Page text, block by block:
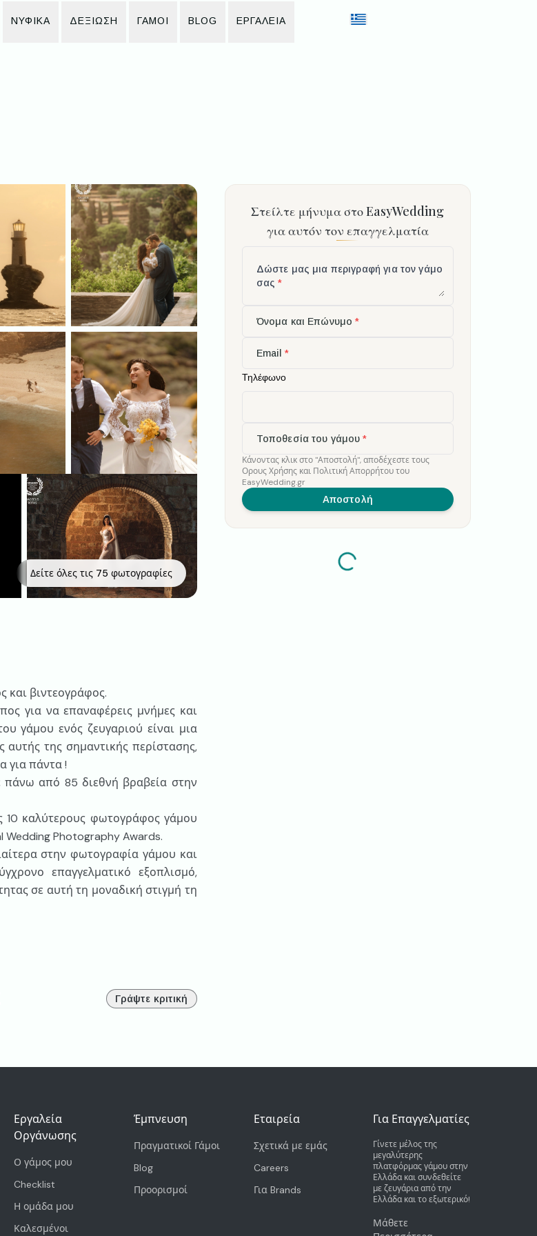
ΝΥΦΙΚΆ ΔΕΞΙΩΣΗ ΓΆΜΟΙ BLOG ΕΡΓΑΛΕΙΑ
Δείτε όλες τις 75 φωτογραφίες
και βιντεογράφος.
για να επαναφέρεις μνήμες και
γάμου ενός ζευγαριού είναι μια
αυτής της σημαντικής περίστασης,
για πάντα !
από 85 διεθνή βραβεία στην
10 καλύτερους φωτογράφος γάμου
Photography Awards.
στην φωτογραφία γάμου και
επαγγελματικό εξοπλισμό,
σε αυτή τη μοναδική στιγμή τη
Γράψτε κριτική
Στείλτε μήνυμα στο EasyWedding
για αυτόν τον επαγγελματία
Δώστε μας μια περιγραφή για τον γάμο
σας *
Όνομα και Επώνυμο *
Email *
Τηλέφωνο
Τοποθεσία του γάμου *
Κάνοντας κλικ στο "Αποστολή",αποδέχεστε τους
Ορους Χρήσης και Πολιτική Απορρήτουτου
EasyWedding.gr
Αποστολή
Εργαλεία
Οργάνωσης
Ο γάμος μου
Checklist
Η ομάδα μου
Καλεσμένοι
Έμπνευση
Πραγματικοί Γάμοι
Blog
Προορισμοί
Εταιρεία
Σχετικά με εμάς
Careers
Για Brands
Για Επαγγελματίες
Γίνετε μέλος της
μεγαλύτερης
πλατφόρμας γάμου στην
Ελλάδα και συνδεθείτε
με ζευγάρια από την
Ελλάδα και το εξωτερικό!
Μάθετε